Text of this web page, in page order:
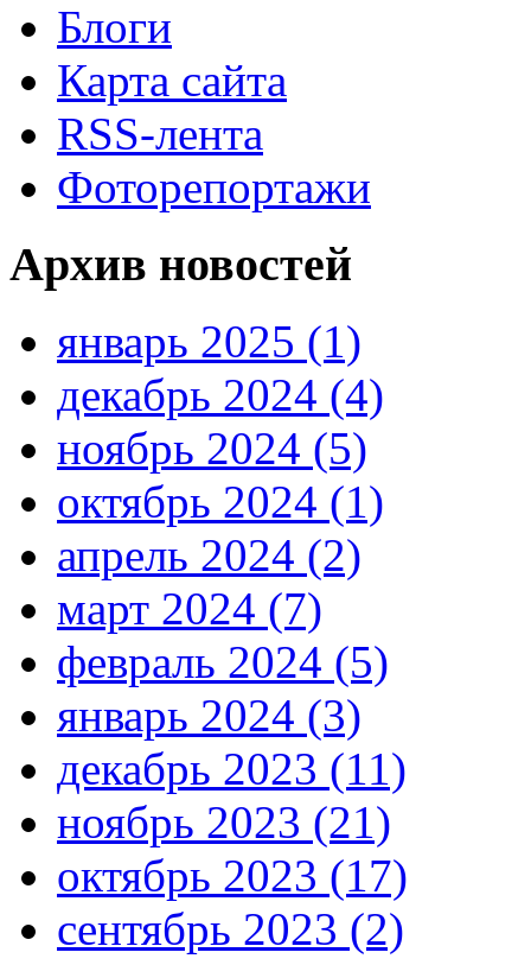
Блоги
Карта сайта
RSS-лента
Фоторепортажи
Архив новостей
январь 2025 (1)
декабрь 2024 (4)
ноябрь 2024 (5)
октябрь 2024 (1)
апрель 2024 (2)
март 2024 (7)
февраль 2024 (5)
январь 2024 (3)
декабрь 2023 (11)
ноябрь 2023 (21)
октябрь 2023 (17)
сентябрь 2023 (2)